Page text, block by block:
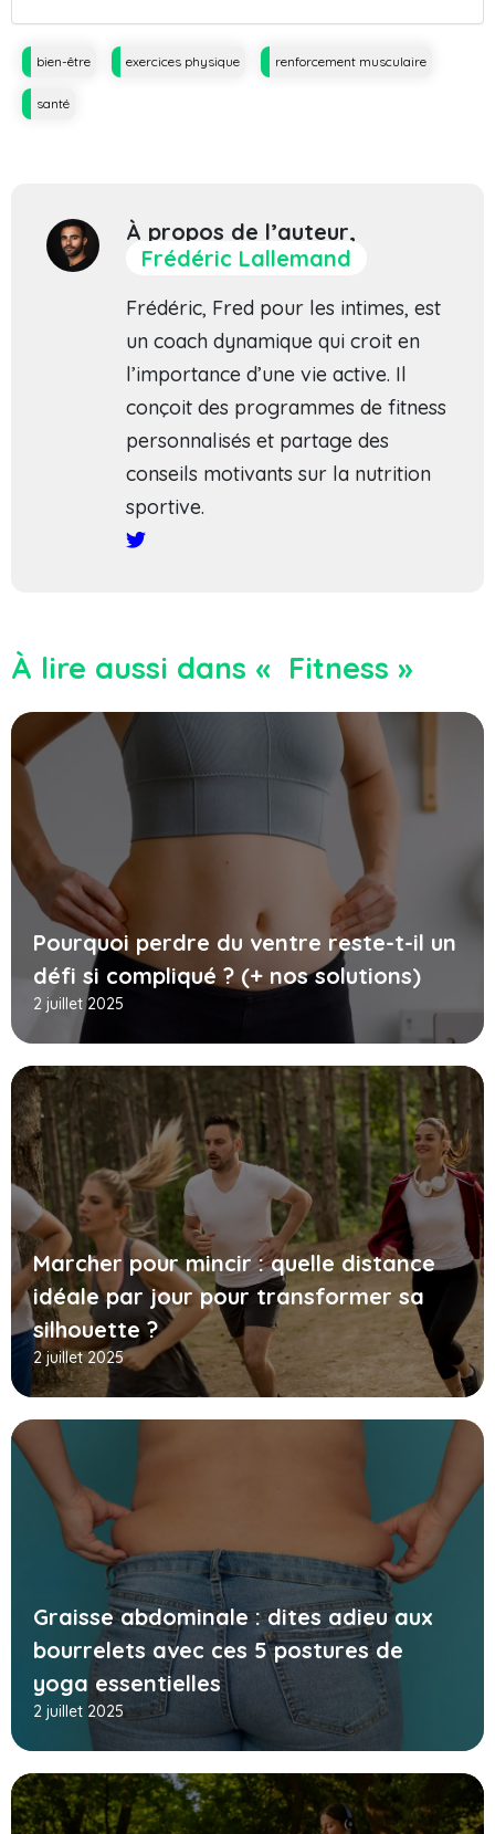
Tagsbien-être exercices physique renforcement musculaire
santé
À propos de l’auteur,
Frédéric Lallemand
Frédéric, Fred pour les intimes, est
un coach dynamique qui croit en
l’importance d’une vie active. Il
conçoit des programmes de fitness
personnalisés et partage des
conseils motivants sur la nutrition
sportive.
À lire aussi dans « Fitness »
Pourquoi perdre du ventre reste-t-il un
défi si compliqué ? (+ nos solutions)
2 juillet 2025
Marcher pour mincir : quelle distance
idéale par jour pour transformer sa
silhouette ?
2 juillet 2025
Graisse abdominale : dites adieu aux
bourrelets avec ces 5 postures de
yoga essentielles
2 juillet 2025